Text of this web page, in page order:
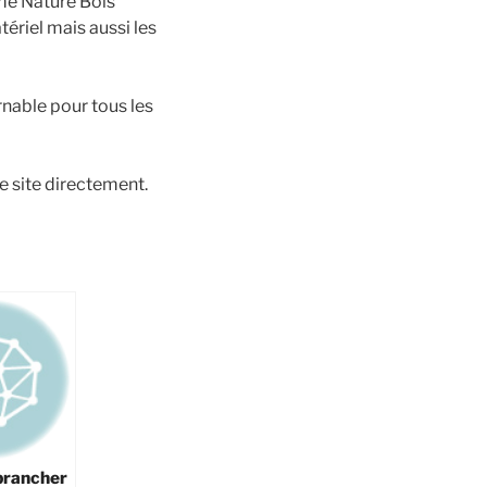
mais aussi les
pour tous les
site directement.